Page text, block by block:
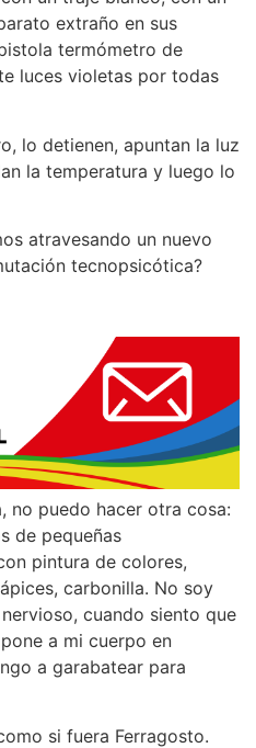
extraño en sus
termómetro de
luces violetas por todas
lo detienen, apuntan la luz
la temperatura y luego lo
atravesando un nuevo
tecnopsicótica?
no puedo hacer otra cosa:
de pequeñas
pintura de colores,
carbonilla. No soy
cuando siento que
a mi cuerpo en
a garabatear para
si fuera Ferragosto.